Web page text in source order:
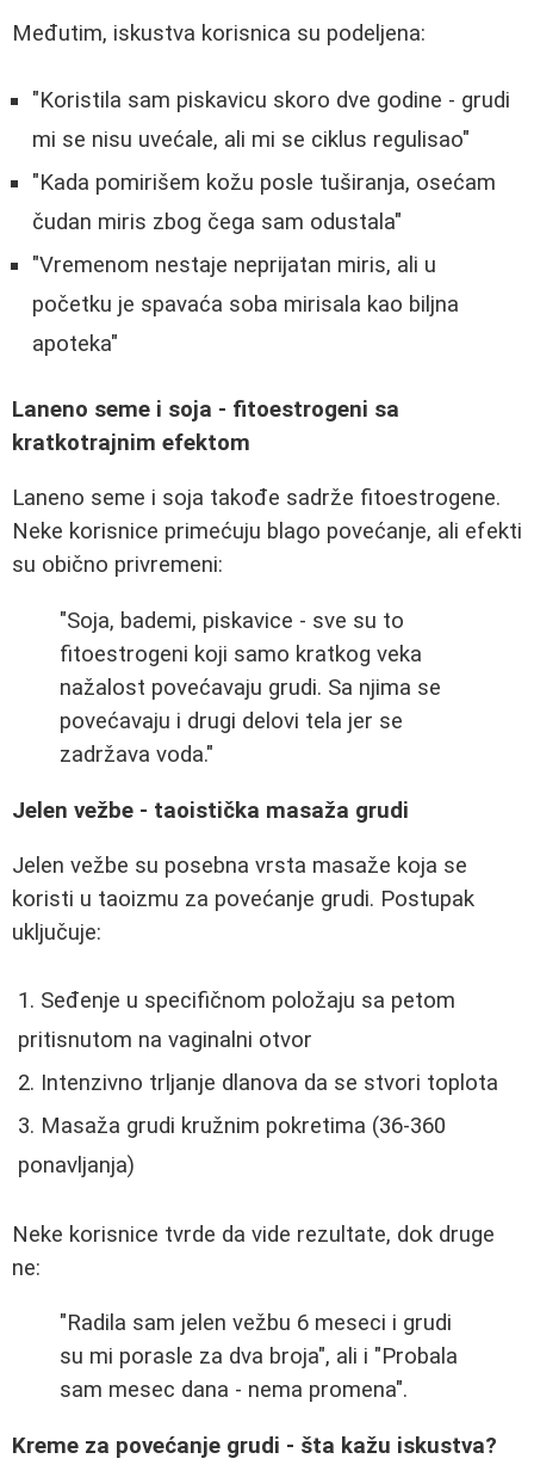
Međutim, iskustva korisnica su podeljena:
"Koristila sam piskavicu skoro dve godine - grudi
mi se nisu uvećale, ali mi se ciklus regulisao"
"Kada pomirišem kožu posle tuširanja, osećam
čudan miris zbog čega sam odustala"
"Vremenom nestaje neprijatan miris, ali u
početku je spavaća soba mirisala kao biljna
apoteka"
Laneno seme i soja - fitoestrogeni sa
kratkotrajnim efektom
Laneno seme i soja takođe sadrže fitoestrogene.
Neke korisnice primećuju blago povećanje, ali efekti
su obično privremeni:
"Soja, bademi, piskavice - sve su to
fitoestrogeni koji samo kratkog veka
nažalost povećavaju grudi. Sa njima se
povećavaju i drugi delovi tela jer se
zadržava voda."
Jelen vežbe - taoistička masaža grudi
Jelen vežbe su posebna vrsta masaže koja se
koristi u taoizmu za povećanje grudi. Postupak
uključuje:
Seđenje u specifičnom položaju sa petom
pritisnutom na vaginalni otvor
Intenzivno trljanje dlanova da se stvori toplota
Masaža grudi kružnim pokretima (36-360
ponavljanja)
Neke korisnice tvrde da vide rezultate, dok druge
ne:
"Radila sam jelen vežbu 6 meseci i grudi
su mi porasle za dva broja", ali i "Probala
sam mesec dana - nema promena".
Kreme za povećanje grudi - šta kažu iskustva?